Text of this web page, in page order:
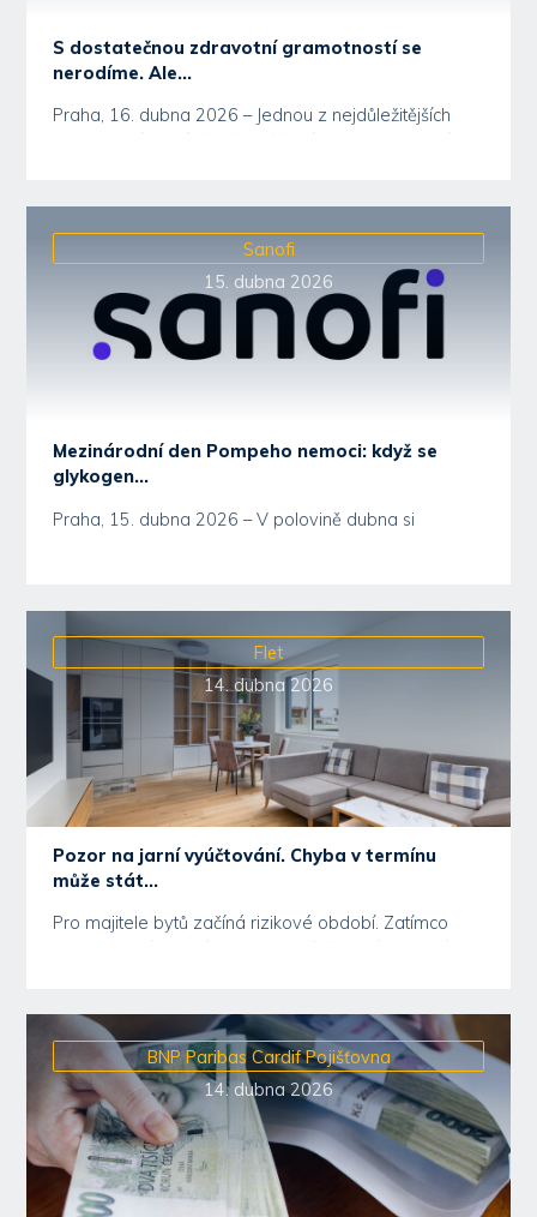
S dostatečnou zdravotní gramotností se
nerodíme. Ale...
Praha, 16. dubna 2026 – Jednou z nejdůležitějších
Sanofi
15. dubna 2026
Mezinárodní den Pompeho nemoci: když se
glykogen...
Praha, 15. dubna 2026 – V polovině dubna si
Flet
14. dubna 2026
Pozor na jarní vyúčtování. Chyba v termínu
může stát...
Pro majitele bytů začíná rizikové období. Zatímco
BNP Paribas Cardif Pojišťovna
14. dubna 2026